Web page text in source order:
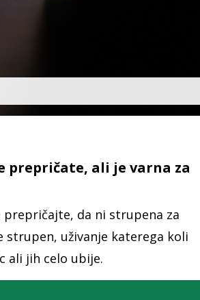
prepričate, ali je varna za
prepričajte, da ni strupena za
strupen, uživanje katerega koli
ali jih celo ubije.